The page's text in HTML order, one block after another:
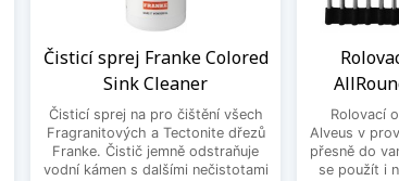
Čisticí sprej Franke Colored
Sink Cleaner
Čisticí sprej na pro čištění všech
Fragranitových a Tectonite dřezů
Franke. Čistič jemně odstraňuje
vodní kámen s dalšími nečistotami
Rolovací
Alveus v
přesně do
se použít i